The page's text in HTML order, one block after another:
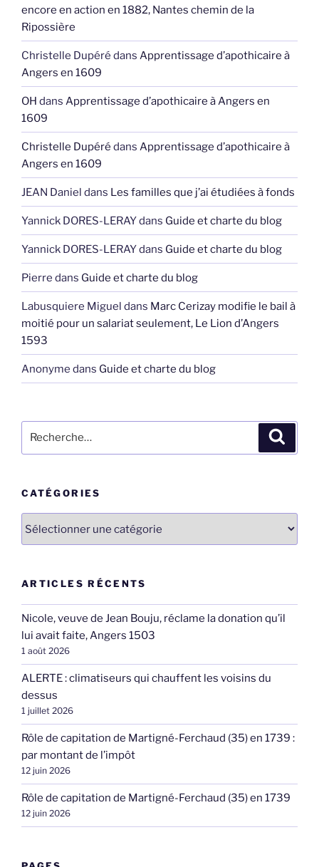
encore en action en 1882, Nantes chemin de la
Ripossière
Christelle Dupéré dans Apprentissage d’apothicaire à
Angers en 1609
OH dans Apprentissage d’apothicaire à Angers en
1609
Christelle Dupéré dans Apprentissage d’apothicaire à
Angers en 1609
JEAN Daniel dans Les familles que j’ai étudiées à fonds
Yannick DORES-LERAYdans Guide et charte du blog
Yannick DORES-LERAYdans Guide et charte du blog
Pierre dans Guide et charte du blog
Labusquiere Miguel dans Marc Cerizay modifie le bail à
moitié pour un salariat seulement, Le Lion d’Angers
1593
Anonyme dans Guide et charte du blog
pour
CATÉGORIES
ARTICLES RÉCENTS
Nicole, veuve de Jean Bouju, réclame la donation qu’il
lui avait faite, Angers 1503
1 août 2026
ALERTE : climatiseurs qui chauffent les voisins du
dessus
1 juillet 2026
Rôle de capitation de Martigné-Ferchaud (35) en 1739 :
par montant de l’impôt
12 juin 2026
Rôle de capitation de Martigné-Ferchaud (35) en 1739
12 juin 2026